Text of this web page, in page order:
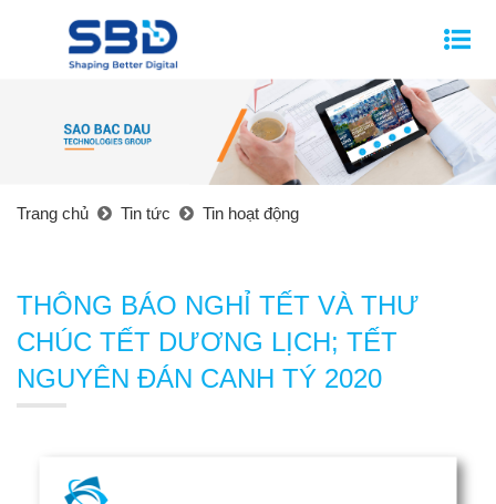
Trang chủ Tin tức Tin hoạt động
THÔNG BÁO NGHỈ TẾT VÀ THƯ
CHÚC TẾT DƯƠNG LỊCH; TẾT
NGUYÊN ĐÁN CANH TÝ 2020